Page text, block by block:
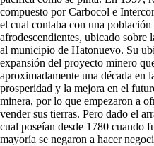
compuesto por Carbocol e
el cual contaba con una población
afrodescendientes, ubicado sobre
al municipio de Hatonuevo. Su
expansión del proyecto minero
aproximadamente una década en
prosperidad y la mejora en el
minera, por lo que empezaron a
vender sus tierras. Pero dado el
cual poseían desde 1780 cuando
mayoría se negaron a hacer